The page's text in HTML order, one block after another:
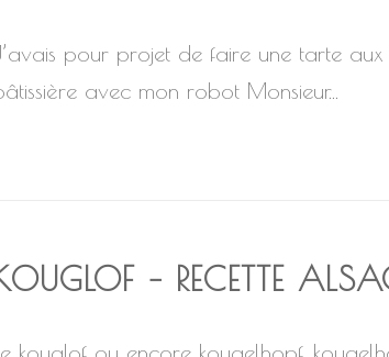
pour projet de faire une tarte
avec mon robot Monsieur...
– RECETTE
kouglof ou encore kougelhopf,